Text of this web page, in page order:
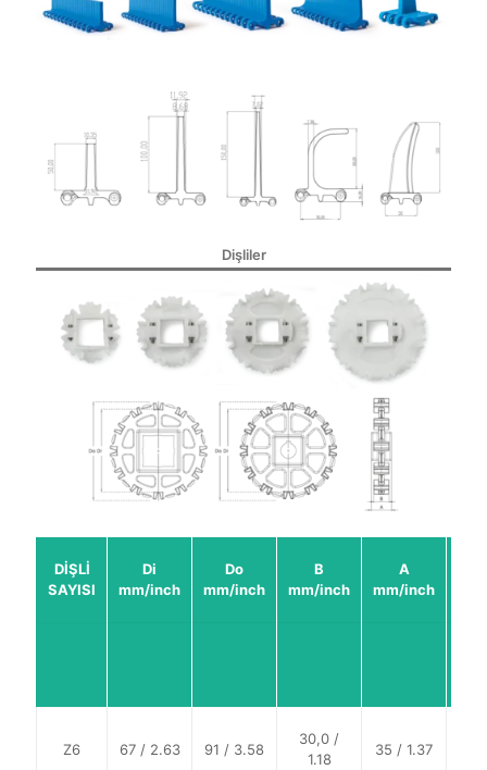
Dişliler
DİŞLİ
SAYISI
Di
mm/inch
Do
mm/inch
B
mm/inch
A
mm/inch
Z6 67 / 2.63 91 / 3.58
30,0 /
1.18
35 / 1.37